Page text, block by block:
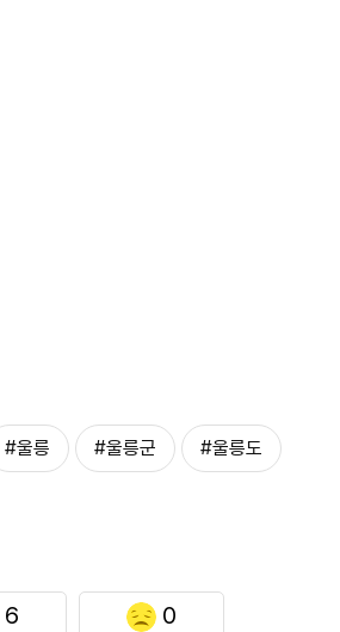
#울릉 #울릉군 #울릉도
6 0